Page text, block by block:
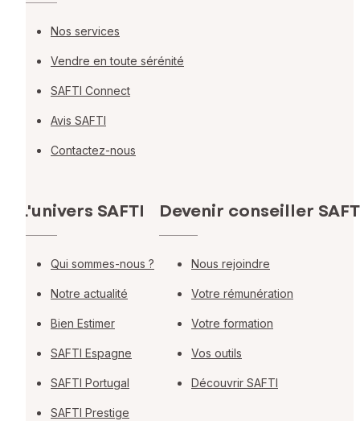
Nos services
Vendre en toute sérénité
SAFTI Connect
Avis SAFTI
Contactez-nous
L'univers SAFTI
Qui sommes-nous ?
Notre actualité
Bien Estimer
SAFTI Espagne
SAFTI Portugal
SAFTI Prestige
Devenir conseiller
Nous rejoindre
Votre rémunération
Votre formation
Vos outils
Découvrir SAFTI